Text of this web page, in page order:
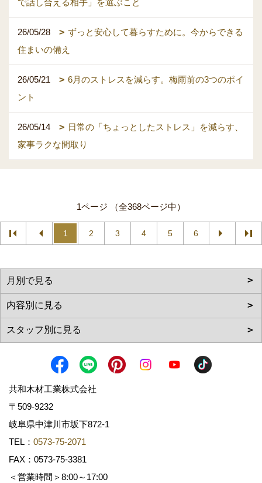
で話し合える相手」を選ぶこと
26/05/28
ずっと安心して暮らすために。今からできる
住まいの備え
26/05/21
6月のストレスを減らす。梅雨前の3つのポイ
ント
26/05/14
日常の「ちょっとしたストレス」を減らす、
家事ラクな間取り
1ページ （全368ページ中）
1 2 3 4 5 6
共和木材工業株式会社
〒509-9232
岐阜県中津川市坂下872‐1
TEL： 0573-75-2071
FAX：0573-75-3381
＜営業時間＞8:00～17:00